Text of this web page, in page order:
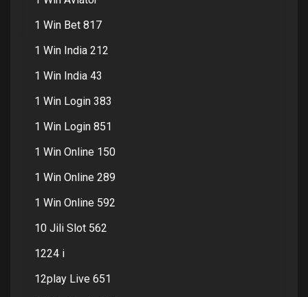
1 Win Bet 817
1 Win India 212
1 Win India 43
1 Win Login 383
1 Win Login 851
1 Win Online 150
1 Win Online 289
1 Win Online 592
10 Jili Slot 562
1224 i
12play Live 651